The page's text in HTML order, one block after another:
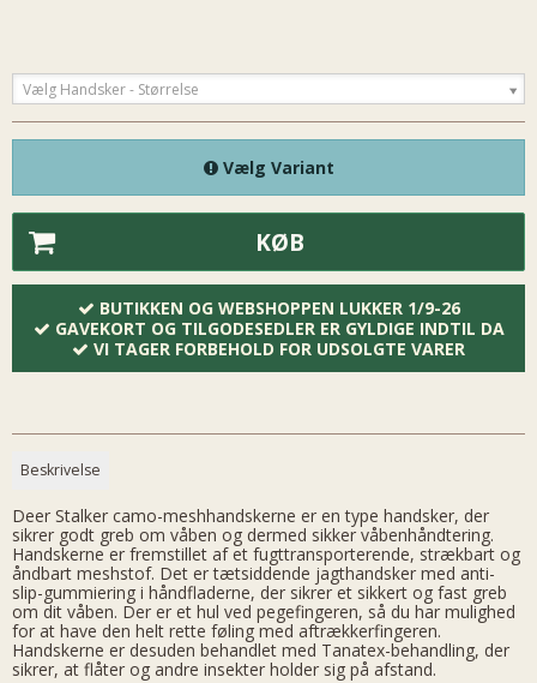
Vælg Handsker - Størrelse
Vælg Variant
KØB
BUTIKKEN OG WEBSHOPPEN LUKKER 1/9-26
GAVEKORT OG TILGODESEDLER ER GYLDIGE INDTIL DA
VI TAGER FORBEHOLD FOR UDSOLGTE VARER
Beskrivelse
Deer Stalker camo-meshhandskerne er en type handsker, der
sikrer godt greb om våben og dermed sikker våbenhåndtering.
Handskerne er fremstillet af et fugttransporterende, strækbart og
åndbart meshstof. Det er tætsiddende jagthandsker med anti-
slip-gummiering i håndfladerne, der sikrer et sikkert og fast greb
om dit våben. Der er et hul ved pegefingeren, så du har mulighed
for at have den helt rette føling med aftrækkerfingeren.
Handskerne er desuden behandlet med Tanatex-behandling, der
sikrer, at flåter og andre insekter holder sig på afstand.